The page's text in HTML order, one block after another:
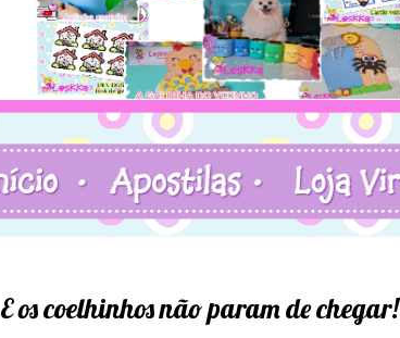
E os coelhinhos não param de chegar!